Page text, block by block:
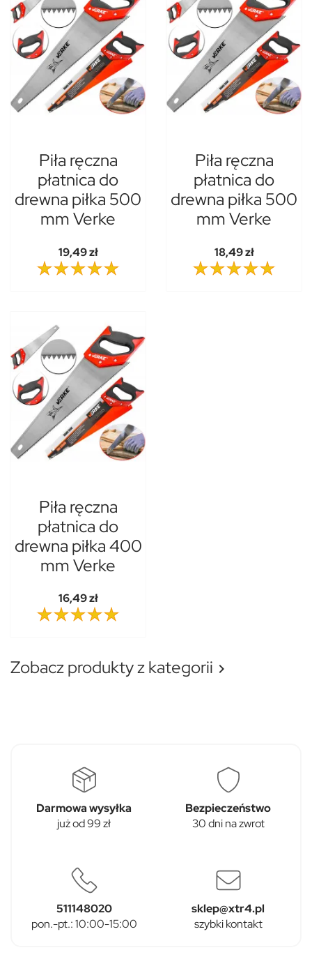
Piła ręczna
płatnica do
drewna piłka 500
mm Verke
19,49 zł
Piła ręczna
płatnica do
drewna piłka 500
mm Verke
18,49 zł
Piła ręczna
płatnica do
drewna piłka 400
mm Verke
16,49 zł
Zobacz produkty z kategorii 
Darmowa wysyłka
już od 99 zł
Bezpieczeństwo
30 dni na zwrot
511148020
pon.-pt.: 10:00-15:00
sklep@xtr4.pl
szybki kontakt